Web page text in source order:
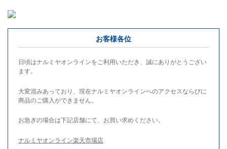
お客様各位
日頃はナルミヤオンラインをご利用いただき、誠にありがとうござい
ます。
大変混みあっており、現在ナルミヤオンラインへのアクセスならびに
商品のご購入ができません。
お急ぎの場合は下記店舗にて、お買い求めください。
ナルミヤオンライン楽天市場店